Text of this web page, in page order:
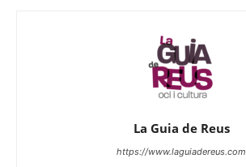
La Guia de Reus
https://www.laguiadereus.com